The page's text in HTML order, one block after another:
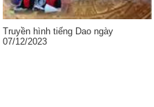
Truyền hình tiếng Dao ngày
07/12/2023